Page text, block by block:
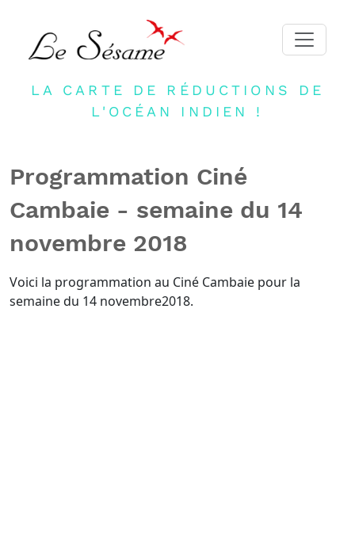
ACCUEIL
BLOG
NEWSLETTER
CONTACT
CONNEXION
LA CARTE DE RÉDUCTIONS DE
L'OCÉAN INDIEN !
Programmation Ciné
Cambaie - semaine du 14
novembre 2018
Voici la programmation au Ciné Cambaie pour la
semaine du 14 novembre2018.